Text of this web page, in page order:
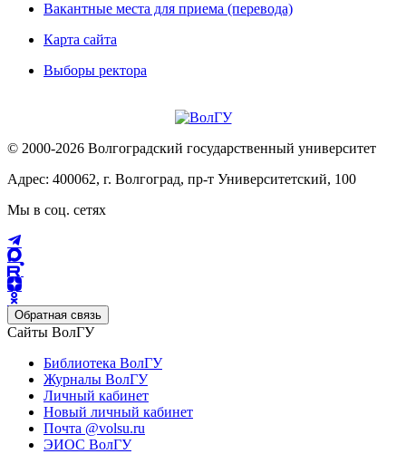
Вакантные места для приема (перевода)
Карта сайта
Выборы ректора
© 2000-2026 Волгоградский государственный университет
Адрес: 400062, г. Волгоград, пр-т Университетский, 100
Мы в соц. сетях
Обратная связь
Сайты ВолГУ
Библиотека ВолГУ
Журналы ВолГУ
Личный кабинет
Новый личный кабинет
Почта @volsu.ru
ЭИОС ВолГУ